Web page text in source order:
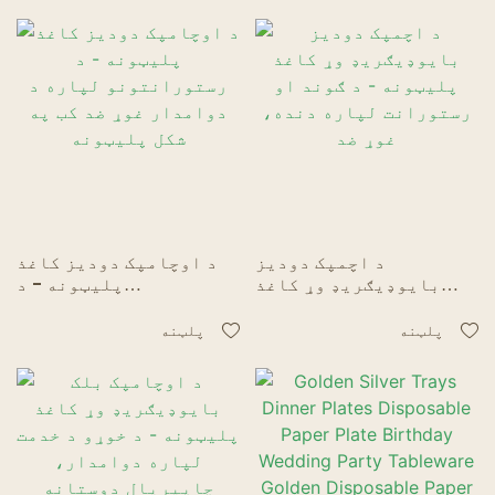
د اوچامپک دودیز کاغذ
پلیټونه - د
دوامدار غوړ ضد کب په
پلټنه
د اچمپک دودیز
بایوډیګریډ وړ کاغذ
رستورانت لپاره دنده،
پلټنه